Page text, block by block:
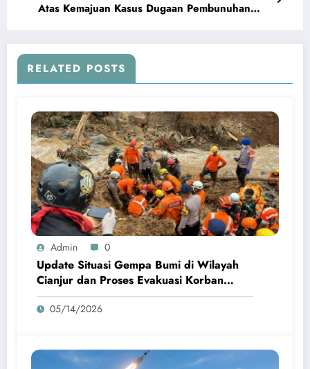
Atas Kemajuan Kasus Dugaan Pembunuhan
RELATED POSTS
Admin 0
Update Situasi Gempa Bumi di Wilayah
Cianjur dan Proses Evakuasi Korban
Terdampak
05/14/2026